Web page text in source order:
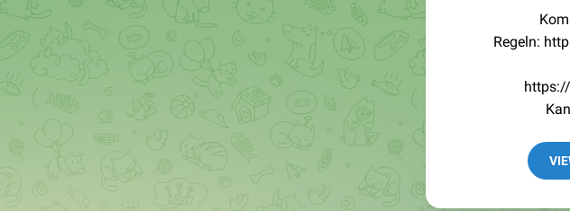
Regeln:
Best